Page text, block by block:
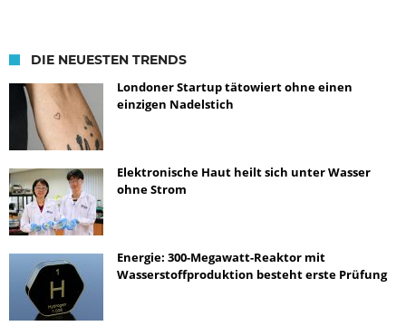
DIE NEUESTEN TRENDS
Londoner Startup tätowiert ohne einen
einzigen Nadelstich
Elektronische Haut heilt sich unter Wasser
ohne Strom
Energie: 300-Megawatt-Reaktor mit
Wasserstoffproduktion besteht erste Prüfung